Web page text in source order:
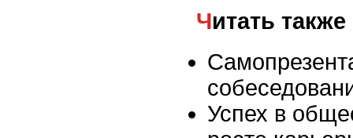
Читать также
Успех в